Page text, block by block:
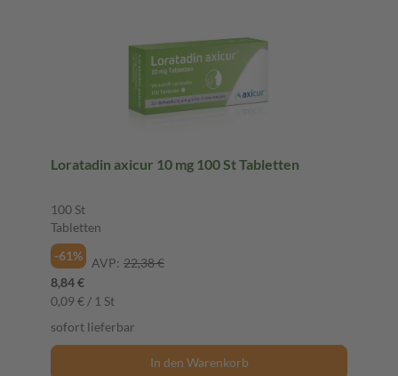
Loratadin axicur 10 mg 100 St Tabletten
100 St
Tabletten
-61%
AVP: 22,38 €
8,84 €
0,09 € / 1 St
sofort lieferbar
In den Warenkorb